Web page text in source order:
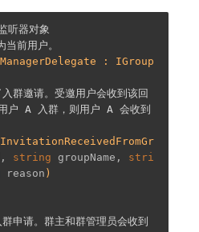
听器对象
前用户。
: IGroup
群邀请。受邀用户会收到该回
户 A 入群，则用户 A 会收到
string groupName, stri
reason )
申请。群主和群管理员会收到